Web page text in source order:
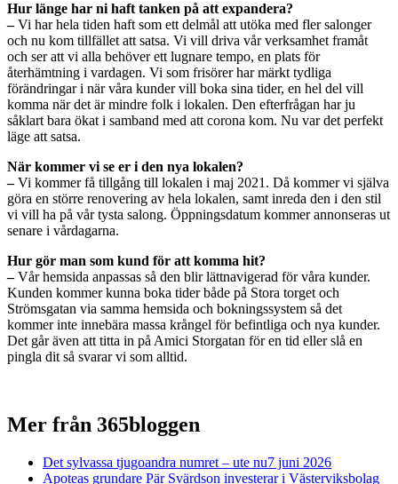
Hur länge har ni haft tanken på att expandera?
–Vi har hela tiden haft som ett delmål att utöka med fler salonger
och nu kom tillfället att satsa. Vi vill driva vår verksamhet framåt
och ser att vi alla behöver ett lugnare tempo, en plats för
återhämtning i vardagen. Vi som frisörer har märkt tydliga
förändringar i när våra kunder vill boka sina tider, en hel del vill
komma när det är mindre folk i lokalen. Den efterfrågan har ju
såklart bara ökat i samband med att corona kom. Nu var det perfekt
läge att satsa.
När kommer vi se er i den nya lokalen?
–Vi kommer få tillgång till lokalen i maj 2021. Då kommer vi själva
göra en större renovering av hela lokalen, samt inreda den i den stil
vi vill ha på vår tysta salong. Öppningsdatum kommer annonseras ut
senare i vårdagarna.
Hur gör man som kund för att komma hit?
–Vår hemsida anpassas så den blir lättnavigerad för våra kunder.
Kunden kommer kunna boka tider både på Stora torget och
Strömsgatan via samma hemsida och bokningssystem så det
kommer inte innebära massa krångel för befintliga och nya kunder.
Det går även att titta in på Amici Storgatan för en tid eller slå en
pingla dit så svarar vi som alltid.
Mer från 365bloggen
Det sylvassa tjugoandra numret – ute nu7 juni 2026
Apoteas grundare Pär Svärdson investerar i Västerviksbolag